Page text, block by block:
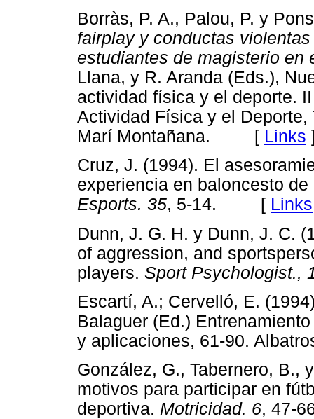
Borràs, P. A., Palou, P. y
fairplay y conductas
estudiantes de magisterio en
Llana, y R. Aranda (Eds.),
actividad física y el deporte.
Actividad Física y el Deporte,
Marí Montañana. [ Links
Cruz, J. (1994). El
experiencia en baloncesto
Esports. 35, 5-14. [ Links
Dunn, J. G. H. y Dunn, J. C.
of aggression, and
players. Sport Psychologist.,
Escartí, A.; Cervelló, E.
Balaguer (Ed.)
y aplicaciones, 61-90.
González, G., Tabernero, B.,
motivos para participar en
deportiva. Motricidad. 6,